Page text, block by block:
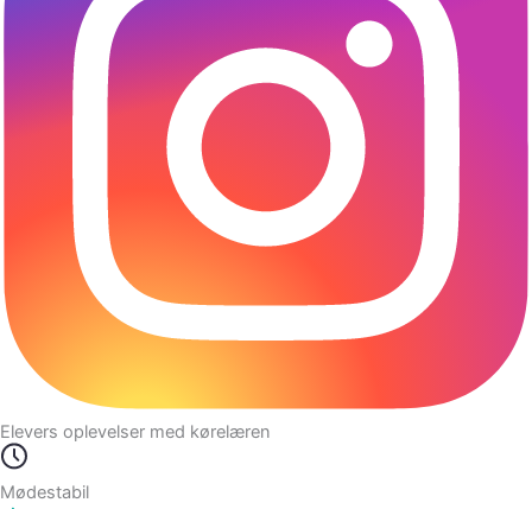
Elevers oplevelser med kørelæren
Mødestabil